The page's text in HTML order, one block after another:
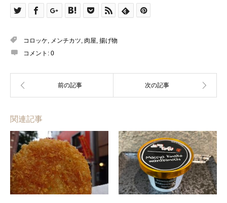
コロッケ, メンチカツ, 肉屋, 揚げ物
コメント: 0
関連記事